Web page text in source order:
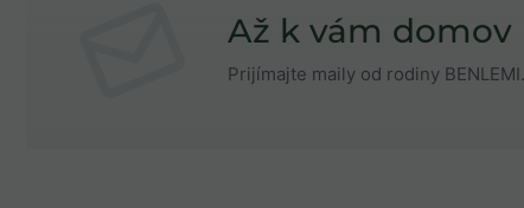
Až k vám domov
Prijímajte maily od rodiny